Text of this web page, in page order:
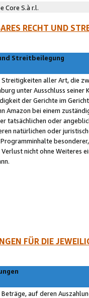
Core S.à r.l.
RECHT UND
Streitbeilegung
aller Art, die
unter Ausschluss
der Gerichte im
Amazon bei einem
tatsächlichen oder
natürlichen oder
nicht ohne Weiteres
FÜR DIE
auf deren